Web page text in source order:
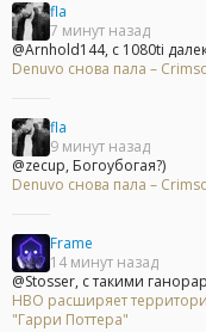
fla
7 минут назад
@Arnhold144, с 1080ti
Denuvo снова пала –
fla
9 минут назад
@zecup, Богоубогая?)
Denuvo снова пала –
Frame
14 минут назад
@Stosser, с такими
HBO расширяет
"Гарри Поттера"